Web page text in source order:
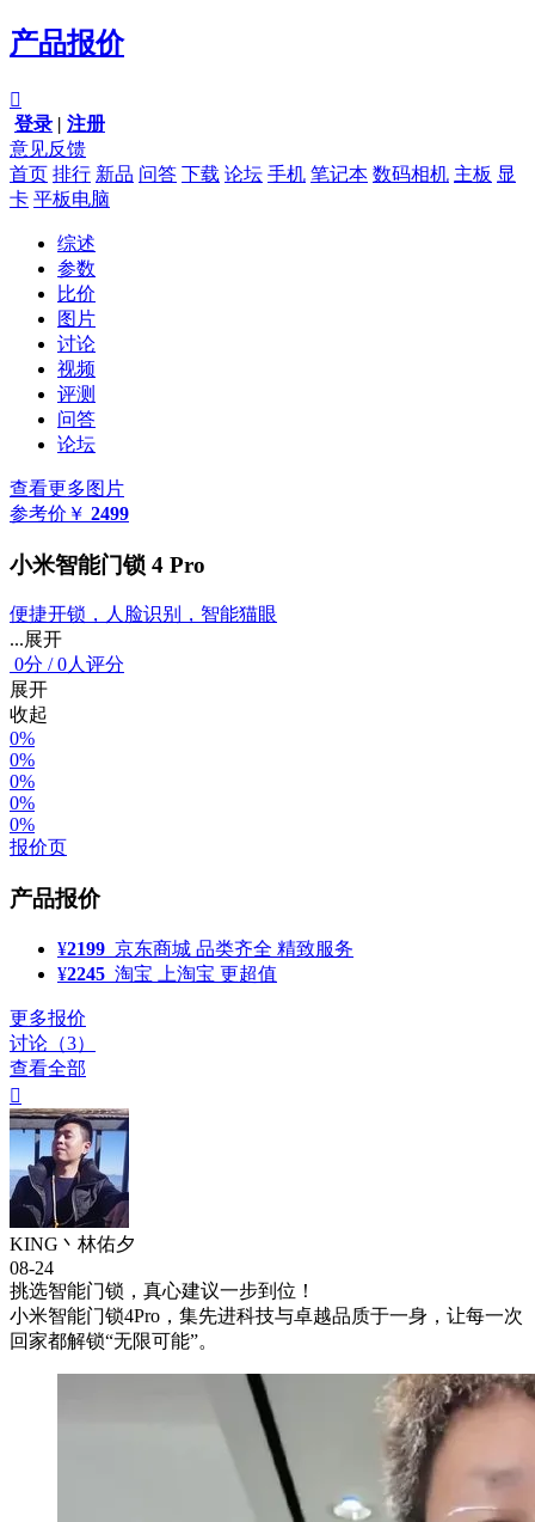
产品报价

登录 | 注册
意见反馈
首页 排行 新品 问答 下载 论坛 手机 笔记本 数码相机 主板 显
卡 平板电脑
综述
参数
比价
图片
讨论
视频
评测
问答
论坛
查看更多图片
参考价 ￥ 2499
小米智能门锁 4 Pro
便捷开锁，人脸识别，智能猫眼
...展开
0分 /0人评分
展开
收起
0%
0%
0%
0%
0%
报价页
产品报价
¥2199 京东商城 品类齐全 精致服务
¥2245 淘宝 上淘宝 更超值
更多报价
讨论（3）
查看全部

KING丶林佑夕
08-24
挑选智能门锁，真心建议一步到位！
小米智能门锁4Pro，集先进科技与卓越品质于一身，让每一次
回家都解锁“无限可能”。